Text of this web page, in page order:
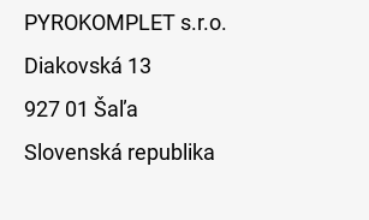
PYROKOMPLET s.r.o.
Diakovská 13
927 01 Šaľa
Slovenská republika